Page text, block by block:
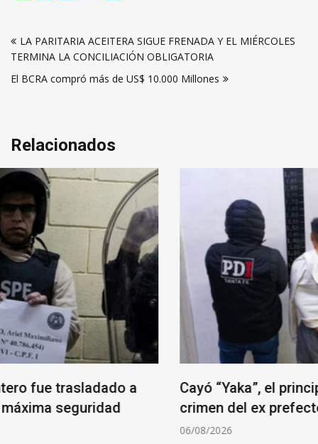
de
entradas
LA PARITARIA ACEITERA SIGUE FRENADA Y EL MIÉRCOLES
TERMINA LA CONCILIACIÓN OBLIGATORIA
El BCRA compró más de US$ 10.000 Millones
Relacionados
Cayó “Yaka”, el principal investigado por el
crimen del ex prefecto Juan Carlos Baini